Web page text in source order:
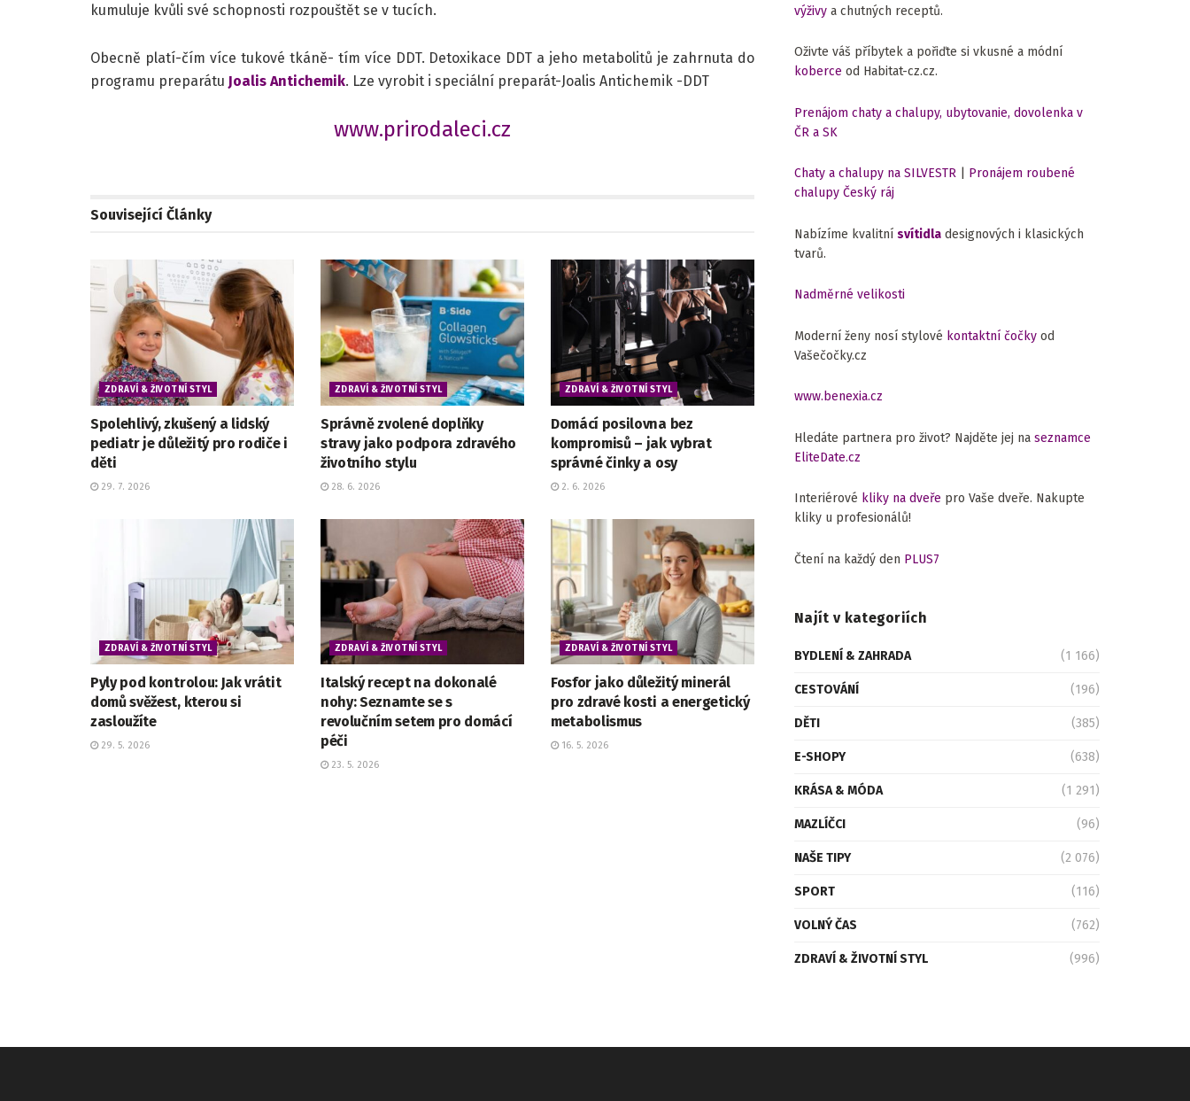
kumuluje kvůli své schopnosti rozpouštět se v tucích.
Obecně platí-čím více tukové tkáně- tím více DDT. Detoxikace DDT a jeho metabolitů je zahrnuta do
programu preparátu Joalis Antichemik. Lze vyrobit i speciální preparát-Joalis Antichemik -DDT
www.prirodaleci.cz
Související Články
ZDRAVÍ & ŽIVOTNÍ STYL
Spolehlivý, zkušený a lidský
pediatr je důležitý pro rodiče i
děti
29. 7. 2026
ZDRAVÍ & ŽIVOTNÍ STYL
Správně zvolené doplňky
stravy jako podpora zdravého
životního stylu
28. 6. 2026
ZDRAVÍ & ŽIVOTNÍ STYL
Domácí posilovna bez
kompromisů – jak vybrat
správné činky a osy
2. 6. 2026
ZDRAVÍ & ŽIVOTNÍ STYL
Pyly pod kontrolou: Jak vrátit
domů svěžest, kterou si
zasloužíte
29. 5. 2026
ZDRAVÍ & ŽIVOTNÍ STYL
Italský recept na dokonalé
nohy: Seznamte se s
revolučním setem pro domácí
péči
23. 5. 2026
ZDRAVÍ & ŽIVOTNÍ STYL
Fosfor jako důležitý minerál
pro zdravé kosti a energetický
metabolismus
16. 5. 2026
výživy a chutných receptů.
Oživte váš příbytek a pořiďte si vkusné a módní
koberce od Habitat-cz.cz.
Prenájom chaty a chalupy, ubytovanie, dovolenka v
ČR a SK
Chaty a chalupy na SILVESTR
Pronájem roubené
chalupy Český ráj
Nabízíme kvalitní svítidla designových i klasických
tvarů.
Nadměrné velikosti
Moderní ženy nosí stylové kontaktní čočky od
Vašečočky.cz
www.benexia.cz
Hledáte partnera pro život? Najděte jej na seznamce
EliteDate.cz
Interiérové kliky na dveře pro Vaše dveře. Nakupte
kliky u profesionálů!
Čtení na každý den PLUS7
Najít v kategoriích
BYDLENÍ & ZAHRADA (1 166)
CESTOVÁNÍ (196)
DĚTI (385)
E-SHOPY (638)
KRÁSA & MÓDA (1 291)
MAZLÍČCI (96)
NAŠE TIPY (2 076)
SPORT (116)
VOLNÝ ČAS (762)
ZDRAVÍ & ŽIVOTNÍ STYL (996)